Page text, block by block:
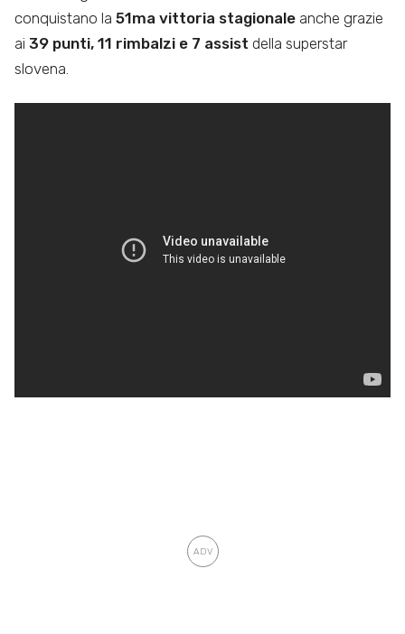
conquistano la 51ma vittoria stagionale anche grazie
ai 39 punti, 11 rimbalzi e 7 assist della superstar
slovena.